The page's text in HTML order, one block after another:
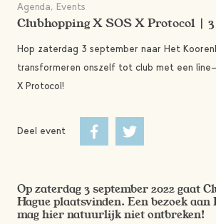
Agenda, Events
Clubhopping X SOS X Protocol |
Hop zaterdag 3 september naar Het
transformeren onszelf tot club met een
X Protocol!
Deel event
Op zaterdag 3 september 2022 gaat
Hague plaatsvinden. Een bezoek
mag hier natuurlijk niet ontbreken!